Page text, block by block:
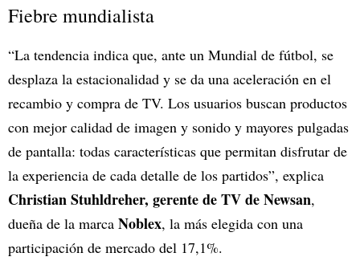
Fiebre mundialista
“La tendencia indica que, ante un Mundial de fútbol, se
desplaza la estacionalidad y se da una aceleración en el
recambio y compra de TV. Los usuarios buscan productos
con mejor calidad de imagen y sonido y mayores pulgadas
de pantalla: todas características que permitan disfrutar de
la experiencia de cada detalle de los partidos”, explica
Christian Stuhldreher, gerente de TV de Newsan,
dueña de la marca Noblex, la más elegida con una
participación de mercado del 17,1%.